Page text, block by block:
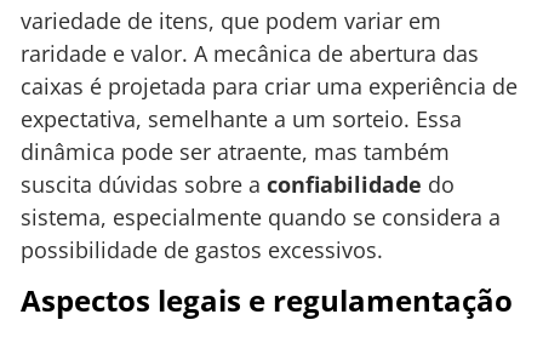
variedade de itens, que podem variar em
raridade e valor. A mecânica de abertura das
caixas é projetada para criar uma experiência de
expectativa, semelhante a um sorteio. Essa
dinâmica pode ser atraente, mas também
suscita dúvidas sobre a confiabilidade do
sistema, especialmente quando se considera a
possibilidade de gastos excessivos.
Aspectos legais e regulamentação